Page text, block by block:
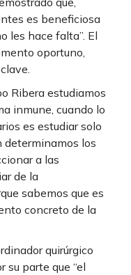
es beneficiosa
les hace falta”. El
oportuno,
Ribera estudiamos
inmune, cuando lo
es estudiar solo
determinamos los
a las
de la
sabemos que es
concreto de la
quirúrgico
su parte que “el